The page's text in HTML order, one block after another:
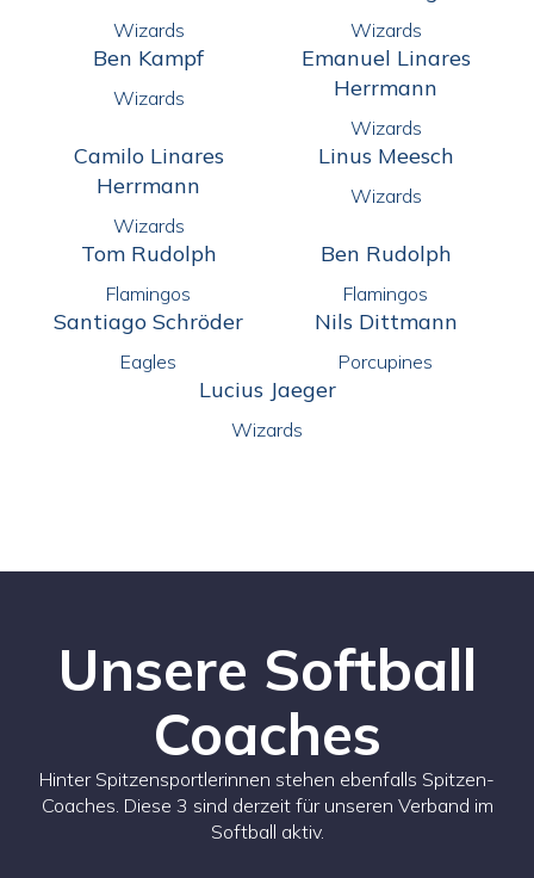
Wizards Wizards
Ben Kampf
Wizards
Emanuel Linares
Herrmann
Wizards
Camilo Linares
Herrmann
Wizards
Linus Meesch
Wizards
Tom Rudolph
Flamingos
Ben Rudolph
Flamingos
Santiago Schröder
Eagles
Nils Dittmann
Porcupines
Lucius Jaeger
Wizards
Unsere Softball
Coaches
Hinter Spitzensportlerinnen stehen ebenfalls Spitzen-
Coaches. Diese 3 sind derzeit für unseren Verband im
Softball aktiv.